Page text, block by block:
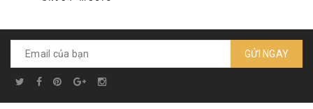
GỬI NGAY